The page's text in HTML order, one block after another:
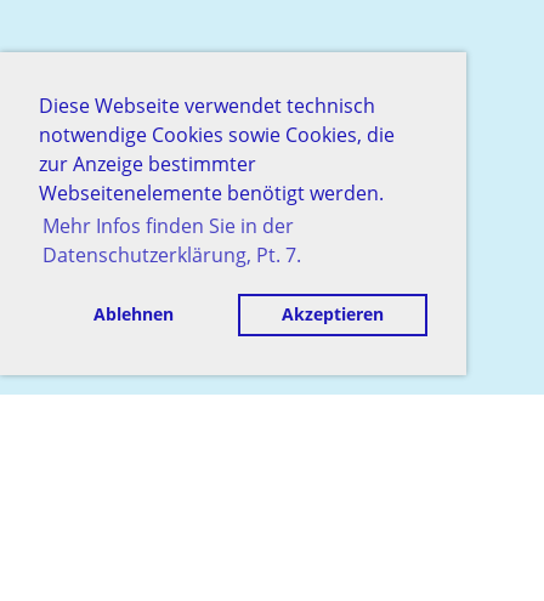
Diese Webseite verwendet technisch
notwendige Cookies sowie Cookies, die
zur Anzeige bestimmter
Webseitenelemente benötigt werden.
Mehr Infos finden Sie in der
Datenschutzerklärung, Pt. 7.
Ablehnen Akzeptieren